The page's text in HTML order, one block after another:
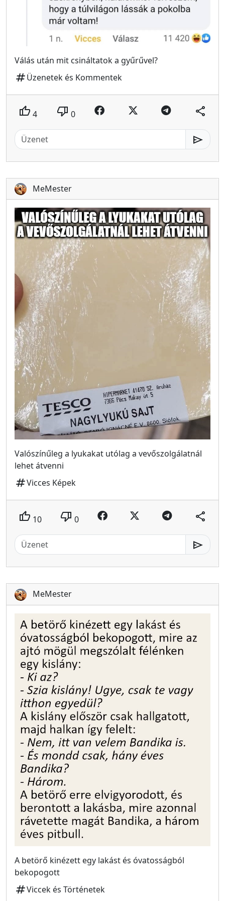
Válás után mit csináltatok a gyűrűvel?
tagÜzenetek és Kommentek
thumb_up 4 thumb_down 0 share
send
MeMester
Valószínűleg a lyukakat utólag a vevőszolgálatnál
lehet átvenni
tagVicces Képek
thumb_up 10 thumb_down 0 share
send
MeMester
A betörő kinézett egy lakást és óvatosságból
bekopogott
tagViccek és Történetek